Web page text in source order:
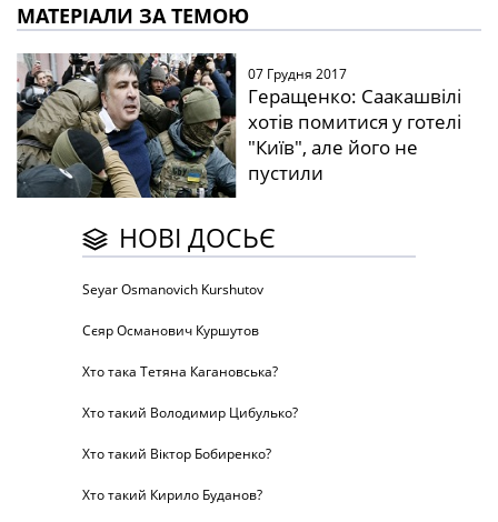
МАТЕРІАЛИ ЗА ТЕМОЮ
07 Грудня 2017
Геращенко: Саакашвілі
хотів помитися у готелі
"Київ", але його не
пустили
НОВІ ДОСЬЄ
Seyar Osmanovich Kurshutov
Сєяр Османович Куршутов
Хто така Тетяна Кагановська?
Хто такий Володимир Цибулько?
Хто такий Віктор Бобиренко?
Хто такий Кирило Буданов?